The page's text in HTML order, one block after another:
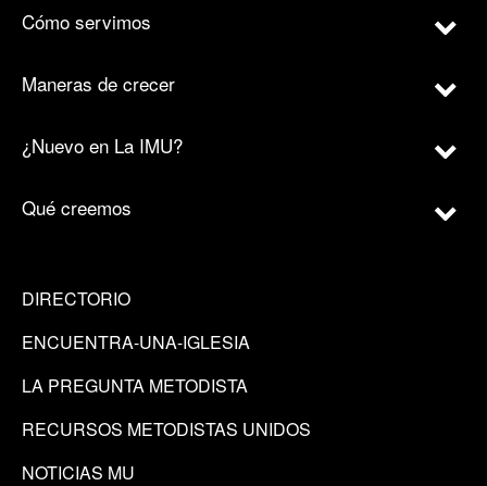
Cómo servimos
Maneras de crecer
¿Nuevo en La IMU?
Qué creemos
DIRECTORIO
ENCUENTRA-UNA-IGLESIA
LA PREGUNTA METODISTA
RECURSOS METODISTAS UNIDOS
NOTICIAS MU